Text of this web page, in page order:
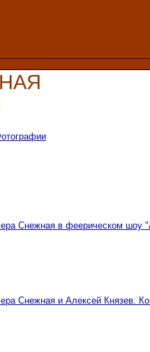
Снежная в феерическом шоу
Снежная и Алексей Князев.